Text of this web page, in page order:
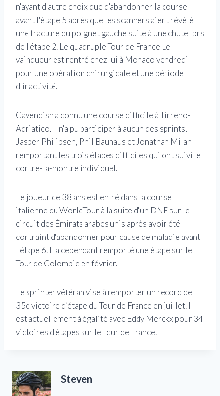
n'ayant d'autre choix que d'abandonner la course
avant l'étape 5 après que les scanners aient révélé
une fracture du poignet gauche suite à une chute lors
de l'étape 2. Le quadruple Tour de France Le
vainqueur est rentré chez lui à Monaco vendredi
pour une opération chirurgicale et une période
d'inactivité.
Cavendish a connu une course difficile à Tirreno-
Adriatico. Il n'a pu participer à aucun des sprints,
Jasper Philipsen, Phil Bauhaus et Jonathan Milan
remportant les trois étapes difficiles qui ont suivi le
contre-la-montre individuel.
Le joueur de 38 ans est entré dans la course
italienne du WorldTour à la suite d'un DNF sur le
circuit des Émirats arabes unis après avoir été
contraint d'abandonner pour cause de maladie avant
l'étape 6. Il a cependant remporté une étape sur le
Tour de Colombie en février.
Le sprinter vétéran vise à remporter un record de
35e victoire d’étape du Tour de France en juillet. Il
est actuellement à égalité avec Eddy Merckx pour 34
victoires d'étapes sur le Tour de France.
Steven